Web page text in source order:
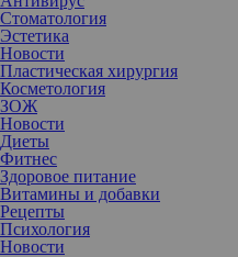
Стоматология
Эстетика
Новости
Пластическая хирургия
Косметология
ЗОЖ
Новости
Диеты
Фитнес
Здоровое питание
Витамины и добавки
Рецепты
Психология
Новости